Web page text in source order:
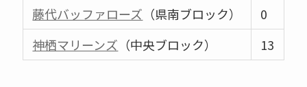
藤代バッファローズ （県南ブロック）
0
神栖マリーンズ （中央ブロック） 13